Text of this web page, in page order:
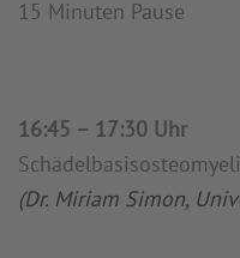
15 Minuten Pause
16:45 – 17:30 Uhr
(Dr. Miriam Simon,